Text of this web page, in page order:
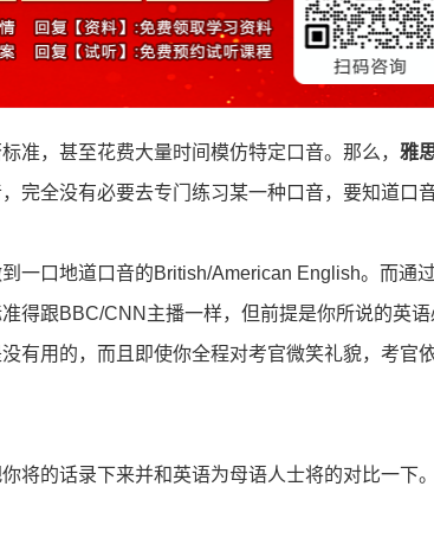
准，甚至花费大量时间模仿特定口音。那么， 雅
完全没有必要去专门练习某一种口音，要知道口
一口地道口音的British/American English。而通
得跟BBC/CNN主播一样，但前提是你所说的英语
有用的，而且即使你全程对考官微笑礼貌，考官
将的话录下来并和英语为母语人士将的对比一下